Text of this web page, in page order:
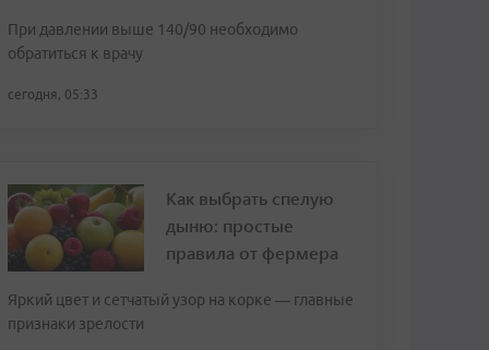
При давлении выше 140/90 необходимо
обратиться к врачу
сегодня, 05:33
Как выбрать спелую
дыню: простые
правила от фермера
Яркий цвет и сетчатый узор на корке — главные
признаки зрелости